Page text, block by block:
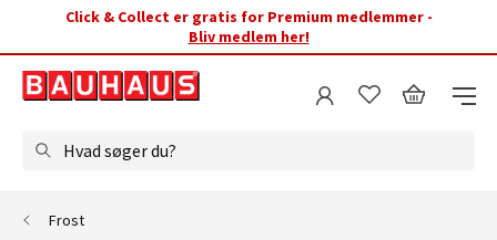
Click & Collect er gratis for Premium medlemmer -
Bliv medlem her!
Hvad søger du?
Frost